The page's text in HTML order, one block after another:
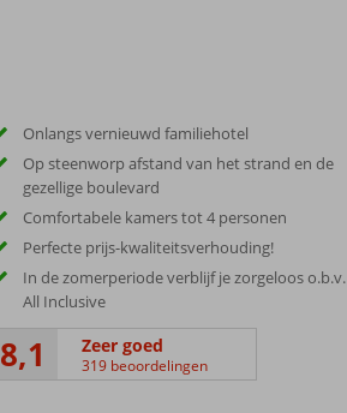
Onlangs vernieuwd familiehotel
Op steenworp afstand van het strand en de
gezellige boulevard
Comfortabele kamers tot 4 personen
Perfecte prijs-kwaliteitsverhouding!
In de zomerperiode verblijf je zorgeloos o.b.v.
All Inclusive
8,1 Zeer goed
319 beoordelingen